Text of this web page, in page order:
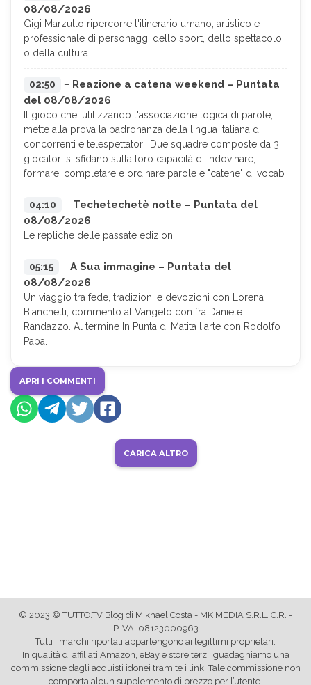
08/08/2026
Gigi Marzullo ripercorre l'itinerario umano, artistico e
professionale di personaggi dello sport, dello spettacolo
o della cultura.
02:50 – Reazione a catena weekend – Puntata
del 08/08/2026
Il gioco che, utilizzando l'associazione logica di parole,
mette alla prova la padronanza della lingua italiana di
concorrenti e telespettatori. Due squadre composte da 3
giocatori si sfidano sulla loro capacità di indovinare,
formare, completare e ordinare parole e "catene" di vocab
04:10 – Techetechetè notte – Puntata del
08/08/2026
Le repliche delle passate edizioni.
05:15 – A Sua immagine – Puntata del
08/08/2026
Un viaggio tra fede, tradizioni e devozioni con Lorena
Bianchetti, commento al Vangelo con fra Daniele
Randazzo. Al termine In Punta di Matita l'arte con Rodolfo
Papa.
APRI I COMMENTI
CARICA ALTRO
© 2023 © TUTTO.TV Blog di Mikhael Costa - MK MEDIA S.R.L. C.R. -
P.IVA: 08123000963
Tutti i marchi riportati appartengono ai legittimi proprietari.
In qualità di affiliati Amazon, eBay e store terzi, guadagniamo una
commissione dagli acquisti idonei tramite i link. Tale commissione non
comporta alcun supplemento di prezzo per l’utente.